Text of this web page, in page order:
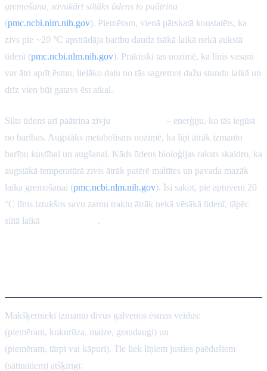
gremošanu, savukārt siltāks ūdens to paātrina
(pmc.ncbi.nlm.nih.gov). Piemēram, vienā pārskatā konstatēts, ka
zivs pie ~20 °C apstrādāja barību daudz īsākā laikā nekā aukstā
ūdenī (pmc.ncbi.nlm.nih.gov). Praktiski tas nozīmē, ka līnis vasarā
var ātri aprīt ēsmu, lielāko daļu no tās sagremot dažu stundu laikā un
drīz vien būt gatavs ēst atkal.
Silts ūdens arī paātrina zivju
– enerģiju, ko tās iegūst
no barības. Augstāks metabolisms nozīmē, ka līņi ātrāk izmanto
barību kustībai un augšanai. Kāds ūdens bioloģijas raksts skaidro, ka
augstākā temperatūrā zivis ātrāk patērē maltītes un pavada mazāk
laika gremošanai (pmc.ncbi.nlm.nih.gov). Īsi sakot, pie aptuveni 20
°C līnis iztukšos savu zarnu traktu ātrāk nekā vēsākā ūdenī, tāpēc
siltā laikā
.
Makšķernieki izmanto divus galvenos ēsmas veidus:
(piemēram, kukurūza, maize, graudaugi) un
(piemēram, tārpi vai kāpuri). Tie liek līņiem justies paēdušiem
(sātinātiem) atšķirīgi: